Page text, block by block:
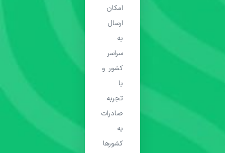
امکان
ارسال
به
سراسر
کشور و
با
تجربه
صادرات
به
کشورها